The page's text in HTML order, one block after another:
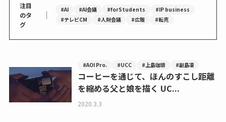
注目
のタ
グ
｜ #AI #AI会議 #forStudents
#IP business
#テレビCM
#人財会議 #広報 #転売
#AOI Pro. #UCC #上島珈琲 #副島凜
コーヒーを通じて、ほんのすこし距離
を縮める父と娘を描く UC...
2020.3.3